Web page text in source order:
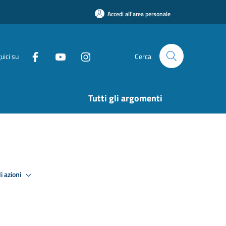
Accedi all'area personale
su Cerca
Tutti gli argomenti
azioni